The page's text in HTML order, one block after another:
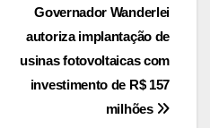
Governador Wanderlei
autoriza implantação de
usinas fotovoltaicas com
investimento de R$ 157
milhões